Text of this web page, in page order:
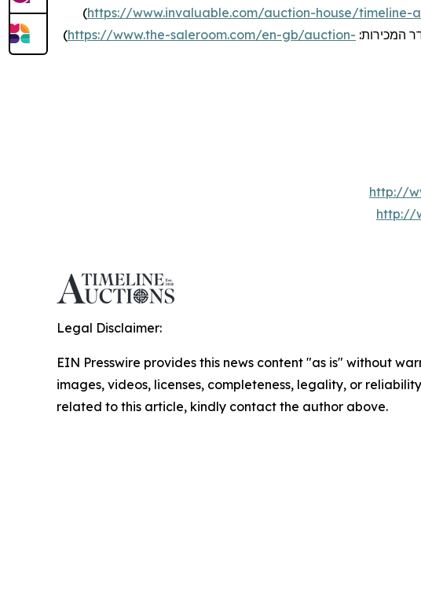
(https://www.invaluable.com/auction-house/timeline-
המכירות: (https://www.the-saleroom.com/en-gb/auction-
http://
http://
Legal Disclaimer:
EIN Presswire provides this news content "as is" without
images, videos, licenses, completeness, legality, or
related to this article, kindly contact the author above.